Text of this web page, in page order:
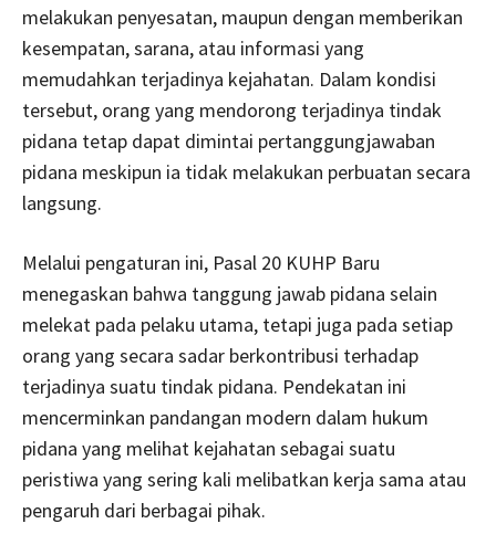
melakukan penyesatan, maupun dengan memberikan
kesempatan, sarana, atau informasi yang
memudahkan terjadinya kejahatan. Dalam kondisi
tersebut, orang yang mendorong terjadinya tindak
pidana tetap dapat dimintai pertanggungjawaban
pidana meskipun ia tidak melakukan perbuatan secara
langsung.
Melalui pengaturan ini, Pasal 20 KUHP Baru
menegaskan bahwa tanggung jawab pidana selain
melekat pada pelaku utama, tetapi juga pada setiap
orang yang secara sadar berkontribusi terhadap
terjadinya suatu tindak pidana. Pendekatan ini
mencerminkan pandangan modern dalam hukum
pidana yang melihat kejahatan sebagai suatu
peristiwa yang sering kali melibatkan kerja sama atau
pengaruh dari berbagai pihak.